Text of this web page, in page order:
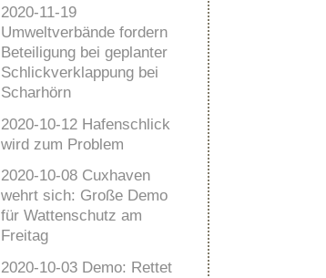
2020-11-19
Umweltverbände fordern
Beteiligung bei geplanter
Schlickverklappung bei
Scharhörn
2020-10-12 Hafenschlick
wird zum Problem
2020-10-08 Cuxhaven
wehrt sich: Große Demo
für Wattenschutz am
Freitag
2020-10-03 Demo: Rettet